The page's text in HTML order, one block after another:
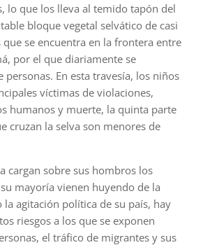
lo que los lleva al temido tapón del
bloque vegetal selvático de casi
se encuentra en la frontera entre
por el que diariamente se
personas. En esta travesía, los niños
víctimas de violaciones,
humanos y muerte, la quinta parte
cruzan la selva son menores de
cargan sobre sus hombros los
mayoría vienen huyendo de la
la agitación política de su país, hay
riesgos a los que se exponen
el tráfico de migrantes y sus